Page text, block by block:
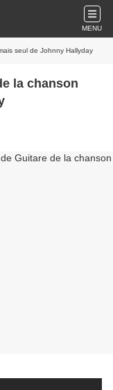
MENU
seul de Johnny Hallyday
la chanson